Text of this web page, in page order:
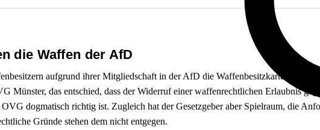
die Waffen der AfD
aufgrund ihrer Mitgliedschaft in der AfD die Waffenbesitzkarte zu
Münster, das entschied, dass der Widerruf einer waffenrechtlichen Erlaubnis
dogmatisch richtig ist. Zugleich hat der Gesetzgeber aber Spielraum, die
Gründe stehen dem nicht entgegen.